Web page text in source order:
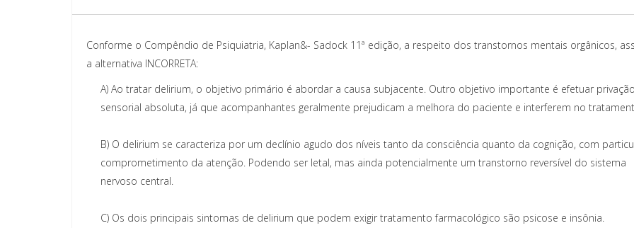
Conforme o Compêndio de Psiquiatria, Kaplan&- Sadock 11ª edição, a respeito dos transtornos mentais orgânicos,
a alternativa INCORRETA:
A) Ao tratar delirium, o objetivo primário é abordar a causa subjacente. Outro objetivo importante é efetuar
sensorial absoluta, já que acompanhantes geralmente prejudicam a melhora do paciente e interferem no
B) O delirium se caracteriza por um declínio agudo dos níveis tanto da consciência quanto da cognição, com
comprometimento da atenção. Podendo ser letal, mas ainda potencialmente um transtorno reversível do sistema
nervoso central.
C) Os dois principais sintomas de delirium que podem exigir tratamento farmacológico são psicose e insônia.